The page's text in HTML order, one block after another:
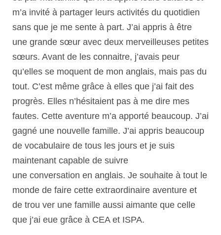
m’a invité à partager leurs activités du quotidien
sans que je me sente à part. J’ai appris à être
une grande sœur avec deux merveilleuses petites
sœurs. Avant de les connaitre, j’avais peur
qu’elles se moquent de mon anglais, mais pas du
tout. C’est même grâce à elles que j’ai fait des
progrès. Elles n’hésitaient pas à me dire mes
fautes. Cette aventure m’a apporté beaucoup. J’ai
gagné une nouvelle famille. J’ai appris beaucoup
de vocabulaire de tous les jours et je suis
maintenant capable de suivre
une conversation en anglais. Je souhaite à tout le
monde de faire cette extraordinaire aventure et
de trou ver une famille aussi aimante que celle
que j’ai eue grâce à CEA et ISPA.